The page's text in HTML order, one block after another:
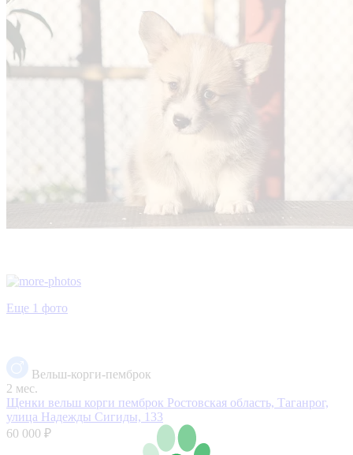
Еще 1 фото
Вельш-корги-пемброк
2 мес.
Щенки вельш корги пемброк Ростовская область, Таганрог,
улица Надежды Сигиды, 133
60 000 ₽